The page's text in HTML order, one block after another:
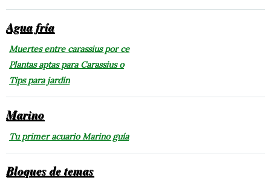
Agua fría
Muertes entre carassius por ce
Plantas aptas para Carassius o
Tips para jardín
Marino
Tu primer acuario Marino guía
Bloques de temas